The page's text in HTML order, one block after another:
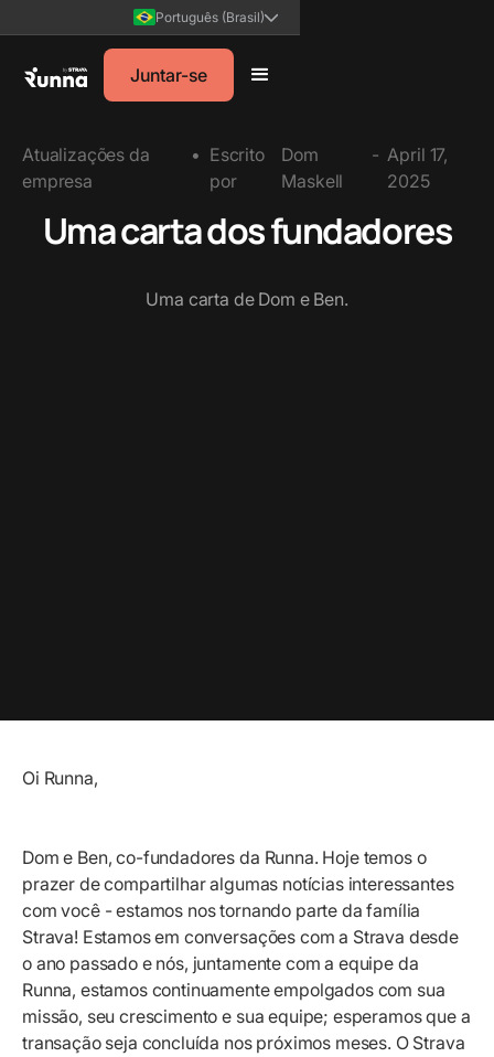
Português (Brasil)
Juntar-se
Atualizações da
empresa
• Escrito
por
Dom
Maskell
- April 17,
2025
Uma carta dos fundadores
Uma carta de Dom e Ben.
Oi Runna,
Dom e Ben, co-fundadores da Runna. Hoje temos o
prazer de compartilhar algumas notícias interessantes
com você - estamos nos tornando parte da família
Strava! Estamos em conversações com a Strava desde
o ano passado e nós, juntamente com a equipe da
Runna, estamos continuamente empolgados com sua
missão, seu crescimento e sua equipe; esperamos que a
transação seja concluída nos próximos meses. O Strava